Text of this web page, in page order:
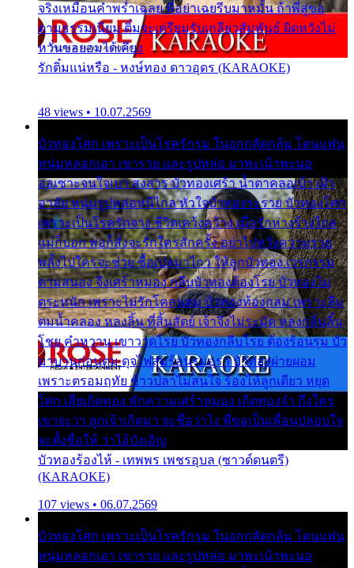
จริงเหมือนคำพร่ำเฉลย พี่อย่าเฉยรีบมาหมั้น ถ้าพี่สู่ขอ
ตามธรรมเนียม ติ๋มจะเตรียมรับเกลียวสัมพันธ์ ผิดหวังไม่
หวั่นขอยอมได้เคียง
รักติ๋มแน่หรือ - หงษ์ทอง ดาวอุดร (KARAOKE)
48 views • 10.07.2569
บัวทองโศก เพราะเป็นโรครักรุม ในอกกลัดกลุ้ม โดนแฟน
หนุ่มหลอกเอา เขารวย และรูปหล่อ มาพะเน้าพะนอ
ออเซาะจนใจเบา สงสาร บัวทองเศร้า น้ำตาคลอเบ้า เฝ้า
อาลัย หนุ่มรูปหล่อหนีไกล หัวใจบัวทองระรวย บัวทองโศก
เพราะเป็นโรครักจาง ชีวิตเคว้งคว้าง เมื่อรักห่างร้างไกล
แม่ก็บอก พ่อก็สั่งจะรักใครสักครั้ง อย่าไปหวังความรวย
พลั้งไปใครจะช่วย ซื้อเปลมาไกว ให้ลูกบัวทอง เวรกรรม
ตามสนอง จึงเศร้าหมอง กลีบบัวทองต้องโรย บัวทองไม่
ตระหนัก เพราะไม่รักโคลนตม บัวทองท้องกลม เพราะลืม
ตมน้ำคลอง หลงลิ้น ที่สิ้นสัตย์ เจ้าจึงไม่ระมัด หลงกลิ่นลิ้น
โชย คำหวาน เขาวาดโรย บัวทองกลีบโรย ต้องร้อนรุม บัว
มาบานก่อนตูม ดุจไฟสุมร้อนรุมอุรา บัวทองผ่ายผอม
เพราะตรอมฤทัย ข้าวปลาไม่สนใจ ร้องไห้ลูกเดียว หยุด
โศก เสียเถิดทอง พักความเศร้าหมอง เถิดทองจ๋า ถึงใคร
เขาจะว่า ลูกเจ้าเกิดมา จะชื่อว่าไง พี่ขอเป็นเพื่อนปลอบใจ
จะตั้งชื่อให้ ว่าไอ้บังเอิญ
บัวทองร้องไห้ - เทพพร เพชรอุบล (ซาวด์ดนตรี)
(KARAOKE)
107 views • 06.07.2569
บัวทองโศก เพราะเป็นโรครักรุม ในอกกลัดกลุ้ม โดนแฟน
หนุ่มหลอกเอา เขารวย และรูปหล่อ มาพะเน้าพะนอ